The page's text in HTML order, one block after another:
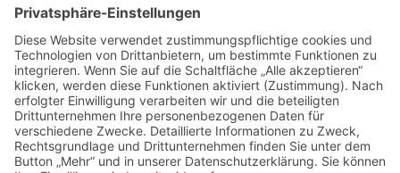
SOCIAL
KARRIERE
Über uns